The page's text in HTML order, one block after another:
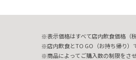
表示価格はすべて店内飲食価格（税
店内飲食とTO GO（お持ち帰り）
商品によってご購入数の制限をさ